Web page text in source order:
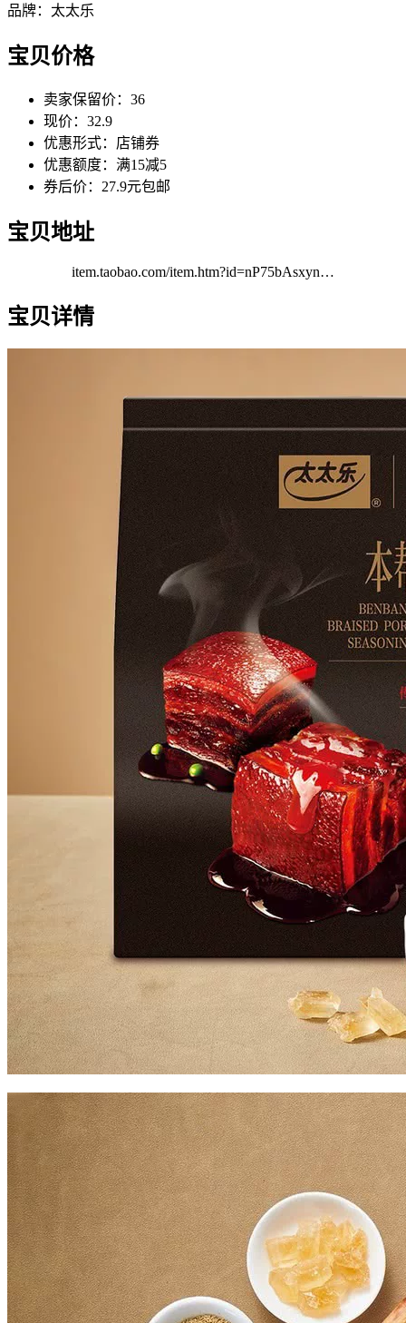
品牌：太太乐
宝贝价格
卖家保留价：36
现价：32.9
优惠形式：店铺券
优惠额度：满15减5
券后价：27.9元包邮
宝贝地址
item.taobao.com/item.htm?id=nP75bAsxyn…
宝贝详情